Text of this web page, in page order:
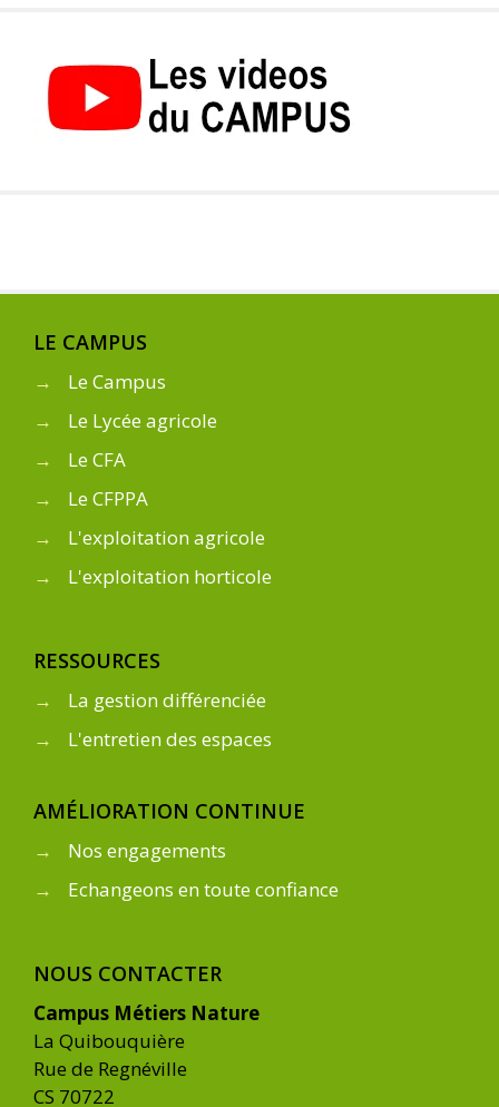
LE CAMPUS
→
Le Campus
→
Le Lycée agricole
→
Le CFA
→
Le CFPPA
→
L'exploitation agricole
→
L'exploitation horticole
RESSOURCES
→
La gestion différenciée
→
L'entretien des espaces
AMÉLIORATION CONTINUE
→
Nos engagements
→
Echangeons en toute confiance
NOUS CONTACTER
Campus Métiers Nature
La Quibouquière
Rue de Regnéville
CS 70722